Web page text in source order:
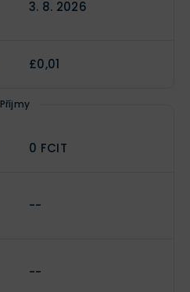
3. 8. 2026
£0,01
Příjmy
0 FCIT
--
--